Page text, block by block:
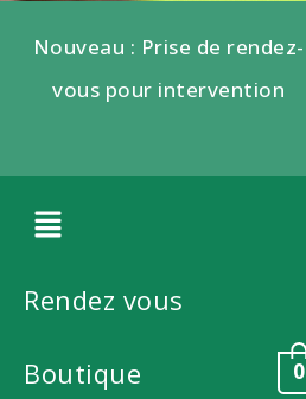
Nouveau : Prise de rendez-
vous pour intervention
Rendez vous
Boutique 0